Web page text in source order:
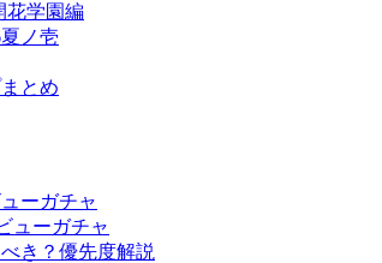
花学園編
ノ壱
とめ
ーガチャ
ューガチャ
き？優先度解説